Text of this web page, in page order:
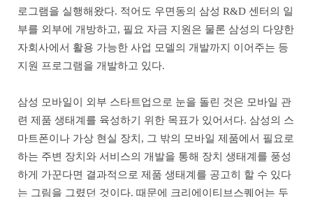
로그램을 실행해왔다. 적어도 우면동의 삼성 R&D 센터의 일
부를 외부에 개방하고, 필요 자금 지원은 물론 삼성의 다양한
자회사에서 활용 가능한 사업 모델의 개발까지 이어주는 등
지원 프로그램을 개발하고 있다.
삼성 모바일이 외부 스타트업으로 눈을 돌린 것은 모바일 관
련 제품 생태계를 육성하기 위한 목표가 있어서다. 삼성의 스
마트폰이나 가상 현실 장치, 그 밖의 모바일 제품에서 필요로
하는 주변 장치와 서비스의 개발을 통해 장치 생태계를 풍성
하게 가꾼다면 결과적으로 제품 생태계를 공고히 할 수 있다
는 그림을 그렸던 것이다. 때문에 크리에이티브스퀘어는 두